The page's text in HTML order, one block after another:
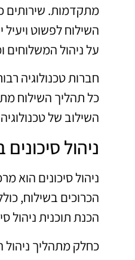
מתקדמות. שירותים
השילוח לפשוט
על ניהול
חברות טכנולוגיה
כל תהליך השילוח
השילוב של
ניהול
ניהול סיכונים הוא
הכרוכים בשילוח,
הכנת תוכנית ניהול
כחלק מתהליך ניהול